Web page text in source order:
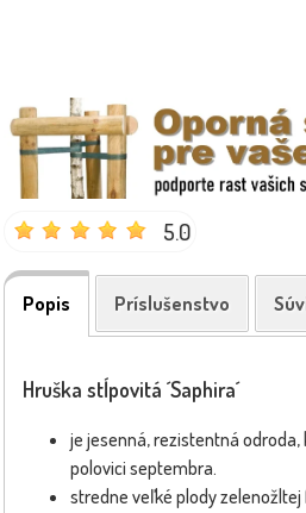
5.0
Popis Príslušenstvo
Hruška stĺpovitá ´Saphira´
je jesenná, rezistentná
polovici septembra.
stredne veľké plody